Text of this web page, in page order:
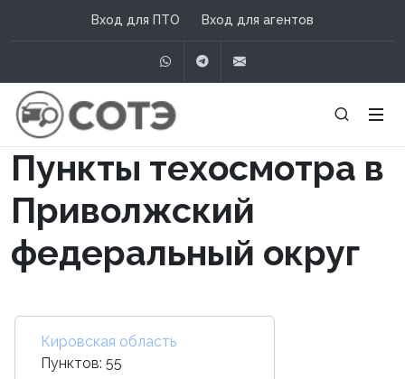
Вход для ПТО Вход для агентов
WhatsAppTelegram
Пункты техосмотра в
Приволжский
федеральный округ
Кировская область
Пунктов: 55